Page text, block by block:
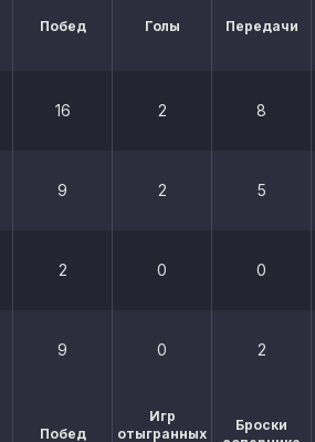
Побед Голы Передачи
16 2 8
9 2 5
2 0 0
9 0 2
Побед
Игр
отыгранных
Броски